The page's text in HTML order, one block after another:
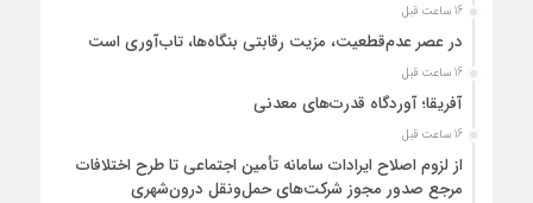
16 ساعت قبل
در عصر عدم‌قطعیت، مزیت رقابتی بنگاه‌ها، تاب‌آوری است
16 ساعت قبل
آفریقا؛ آوردگاه قدرت‌های معدنی
16 ساعت قبل
از لزوم اصلاح ایرادات سامانه تأمین اجتماعی تا طرح اختلافات
مرجع صدور مجوز شرکت‌های حمل‌ونقل درون‌شهری